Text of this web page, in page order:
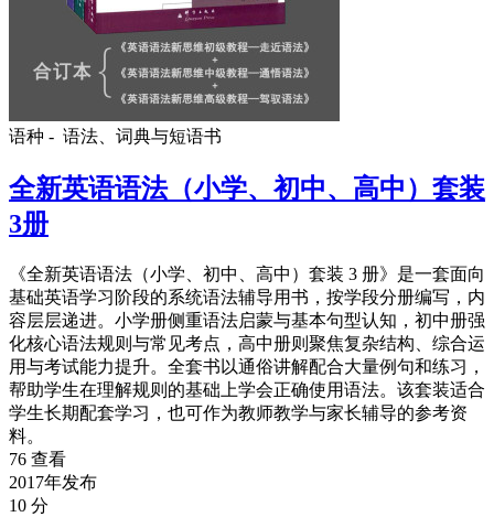
语种 - 语法、词典与短语书
全新英语语法（小学、初中、高中）套装
3册
《全新英语语法（小学、初中、高中）套装 3 册》是一套面向
基础英语学习阶段的系统语法辅导用书，按学段分册编写，内
容层层递进。小学册侧重语法启蒙与基本句型认知，初中册强
化核心语法规则与常见考点，高中册则聚焦复杂结构、综合运
用与考试能力提升。全套书以通俗讲解配合大量例句和练习，
帮助学生在理解规则的基础上学会正确使用语法。该套装适合
学生长期配套学习，也可作为教师教学与家长辅导的参考资
料。
76 查看
2017年发布
10 分